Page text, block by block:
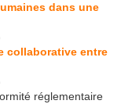
dans une
collaborative entre
réglementaire